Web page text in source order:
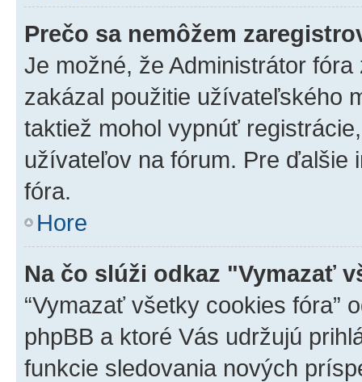
Prečo sa nemôžem
Je možné, že Administrátor
zakázal použitie užívateľského
taktiež mohol vypnúť
užívateľov na fórum. Pre ďalšie
fóra.
Hore
Na čo slúži odkaz "Vymazať
“Vymazať všetky cookies fóra”
phpBB a ktoré Vás udržujú
funkcie sledovania nových